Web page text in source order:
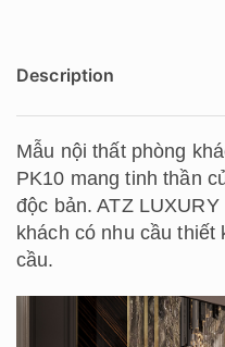
Description
Mẫu nội thất phòng
PK10 mang tinh thần
độc bản. ATZ
khách có nhu cầu thiết
cầu.